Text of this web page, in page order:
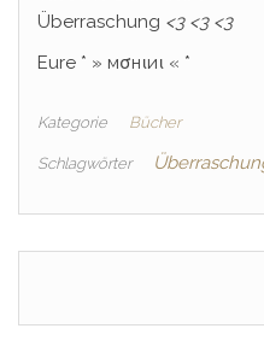
Überraschung <3 <3 <3
Eure * » мσнιиι « *
Kategorie Bücher
Schlagwörter